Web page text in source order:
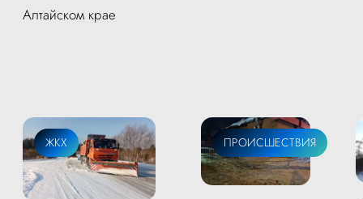
Алтайском крае
ЖКХ ПРОИСШЕСТВИЯ